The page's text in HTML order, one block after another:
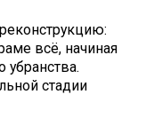
всё, начиная
убранства.
стадии